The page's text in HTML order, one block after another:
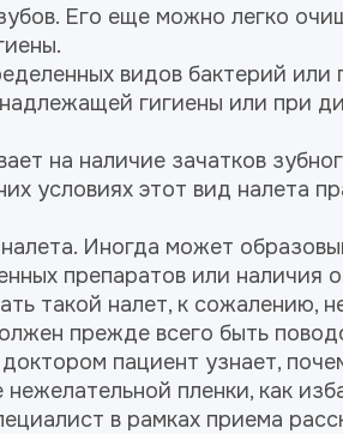
Его еще можно легко
видов бактерий или
гигиены или при
на наличие зачатков
условиях этот вид налета
Иногда может
препаратов или наличия
такой налет, к сожалению,
прежде всего быть
пациент узнает,
пленки, как
в рамках приема